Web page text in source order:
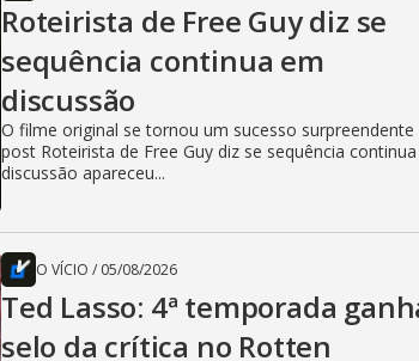
Roteirista de Free Guy diz se
sequência continua em
discussão
O filme original se tornou um sucesso surpreendente
post Roteirista de Free Guy diz se sequência
discussão apareceu...
O VÍCIO / 05/08/2026
Ted Lasso: 4ª temporada
selo da crítica no Rotten